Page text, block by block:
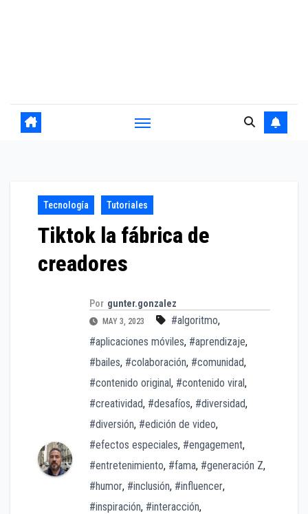
Tecnología Tutoriales
Tiktok la fábrica de
creadores
Por gunter.gonzalez
MAY 3, 2023 #algoritmo,
#aplicaciones móviles, #aprendizaje,
#bailes, #colaboración, #comunidad,
#contenido original, #contenido viral,
#creatividad, #desafíos, #diversidad,
#diversión, #edición de video,
#efectos especiales, #engagement,
#entretenimiento, #fama, #generación Z,
#humor, #inclusión, #influencer,
#inspiración, #interacción,